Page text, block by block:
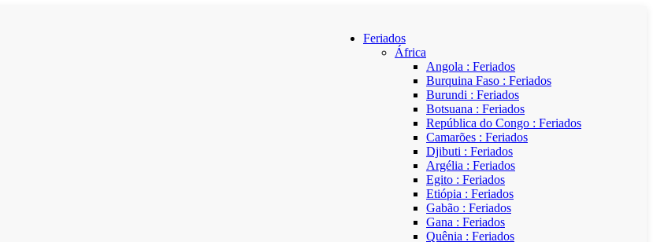
Feriados
África
Angola : Feriados
Burquina Faso : Feriados
Burundi : Feriados
Botsuana : Feriados
República do Congo : Feriados
Camarões : Feriados
Djibuti : Feriados
Argélia : Feriados
Egito : Feriados
Etiópia : Feriados
Gabão : Feriados
Gana : Feriados
Quênia : Feriados